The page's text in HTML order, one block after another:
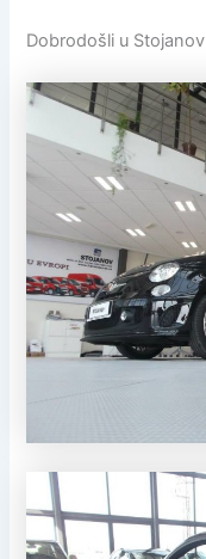
Dobrodošli u Stojanov